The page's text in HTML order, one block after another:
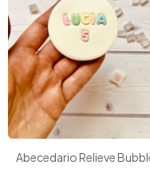
Abecedario Relieve